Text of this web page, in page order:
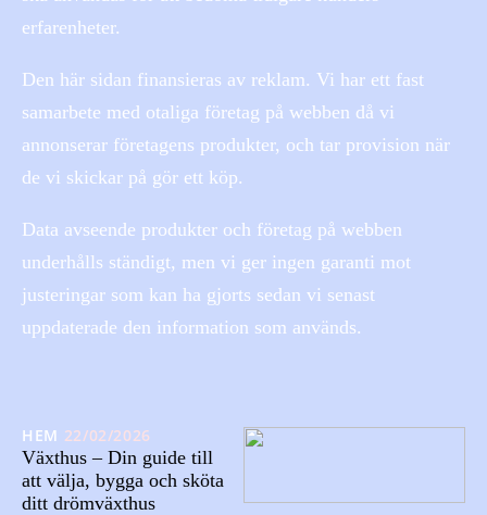
erfarenheter.
Den här sidan finansieras av reklam. Vi har ett fast
samarbete med otaliga företag på webben då vi
annonserar företagens produkter, och tar provision när
de vi skickar på gör ett köp.
Data avseende produkter och företag på webben
underhålls ständigt, men vi ger ingen garanti mot
justeringar som kan ha gjorts sedan vi senast
uppdaterade den information som används.
HEM 22/02/2026
Växthus – Din guide till
att välja, bygga och sköta
ditt drömväxthus